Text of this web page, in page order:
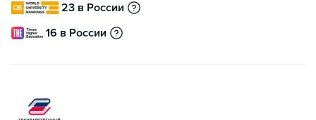
23 в России
16 в России